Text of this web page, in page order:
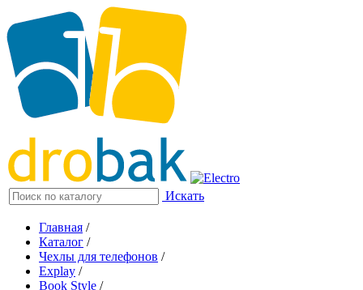
Искать
Главная /
Каталог /
Чехлы для телефонов /
Explay /
Book Style /